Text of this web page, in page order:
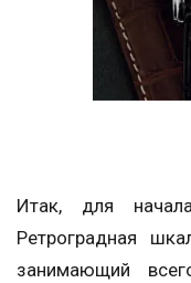
Итак, для
Ретроградная
занимающий